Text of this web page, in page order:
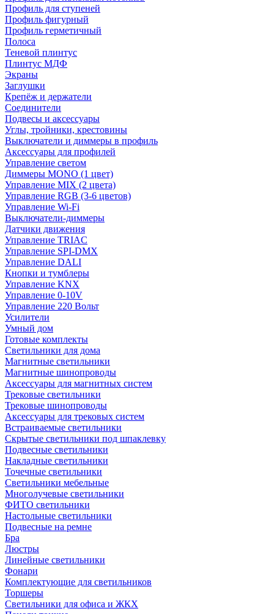
Профиль для ступеней
Профиль фигурный
Профиль герметичный
Полоса
Теневой плинтус
Плинтус МДФ
Экраны
Заглушки
Крепёж и держатели
Соединители
Подвесы и аксессуары
Углы, тройники, крестовины
Выключатели и диммеры в профиль
Аксессуары для профилей
Управление светом
Диммеры MONO (1 цвет)
Управление MIX (2 цвета)
Управление RGB (3-6 цветов)
Управление Wi-Fi
Выключатели-диммеры
Датчики движения
Управление TRIAC
Управление SPI-DMX
Управление DALI
Кнопки и тумблеры
Управление KNX
Управление 0-10V
Управление 220 Вольт
Усилители
Умный дом
Готовые комплекты
Светильники для дома
Магнитные светильники
Магнитные шинопроводы
Аксессуары для магнитных систем
Трековые светильники
Трековые шинопроводы
Аксессуары для трековых систем
Встраиваемые светильники
Скрытые светильники под шпаклевку
Подвесные светильники
Накладные светильники
Точечные светильники
Светильники мебельные
Многолучевые светильники
ФИТО светильники
Настольные светильники
Подвесные на ремне
Бра
Люстры
Линейные светильники
Фонари
Комплектующие для светильников
Торшеры
Светильники для офиса и ЖКХ